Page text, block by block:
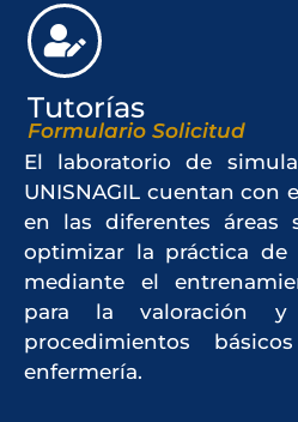
Tutorías
Formulario Solicitud
El laboratorio de
UNISNAGIL cuentan con
en las diferentes
optimizar la práctica
mediante el
para la valoración
procedimientos
enfermería.